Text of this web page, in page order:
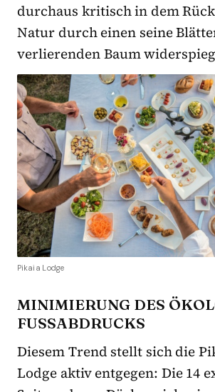
durchaus kritisch in dem
Natur durch einen seine
verlierenden Baum
Pikaia Lodge
MINIMIERUNG DES
FUSSABDRUCKS
Diesem Trend stellt sich die
Lodge aktiv entgegen: Die 14